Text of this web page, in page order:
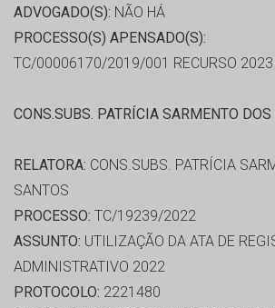
ADVOGADO(S): NÃO HÁ
PROCESSO(S) APENSADO(S):
TC/00006170/2019/001 RECURSO 2023
CONS.SUBS. PATRÍCIA SARMENTO
RELATORA: CONS.SUBS. PATRÍCIA
SANTOS
PROCESSO: TC/19239/2022
ASSUNTO: UTILIZAÇÃO DA ATA DE
ADMINISTRATIVO 2022
PROTOCOLO: 2221480